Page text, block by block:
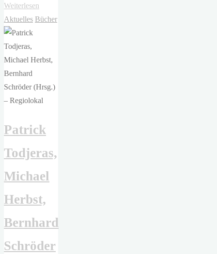
Weiterlesen
Lindgren
Nacht
Astrid
Lindgren"
Aktuelles Bücher
Patrick
Todjeras,
Michael
Herbst,
Bernhard
Schröder